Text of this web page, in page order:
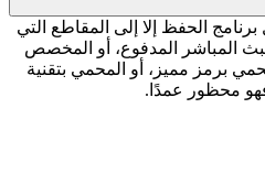
الحفظ إلا إلى المقاطع التي
المباشر المدفوع، أو المخصص
برمز مميز، أو المحمي بتقنية